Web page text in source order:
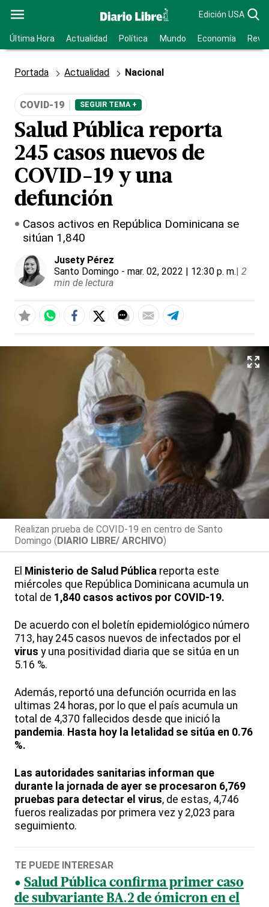
Edición USA
Última Hora Actualidad Política Mundo Economía
Portada Actualidad Nacional
COVID-19 SEGUIR TEMA +
Salud Pública reporta
245 casos nuevos de
COVID-19 y una
defunción
Casos activos en República Dominicana se
sitúan 1,840
Jusety Pérez
Santo Domingo - mar. 02, 2022 | 12:30 p. m.| 2
min de lectura
Realizan prueba de COVID-19 en centro de Santo
Domingo (DIARIO LIBRE/ ARCHIVO)
El Ministerio de Salud Pública reporta este
miércoles que República Dominicana acumula un
total de 1,840 casos activos por COVID-19.
De acuerdo con el boletín epidemiológico número
713, hay 245 casos nuevos de infectados por el
virus y una positividad diaria que se sitúa en un
5.16 %.
Además, reportó una defunción ocurrida en las
ultimas 24 horas, por lo que el país acumula un
total de 4,370 fallecidos desde que inició la
pandemia. Hasta hoy la letalidad se sitúa en 0.76
%.
Las autoridades sanitarias informan que
durante la jornada de ayer se procesaron 6,769
pruebas para detectar el virus, de estas, 4,746
fueros realizadas por primera vez y 2,023 para
seguimiento.
TE PUEDE INTERESAR
Salud Pública confirma primer caso
de subvariante BA.2 de ómicron en el